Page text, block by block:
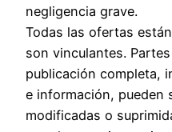
negligencia grave.
Todas las ofertas
son vinculantes.
publicación completa,
e información, pueden
modificadas o